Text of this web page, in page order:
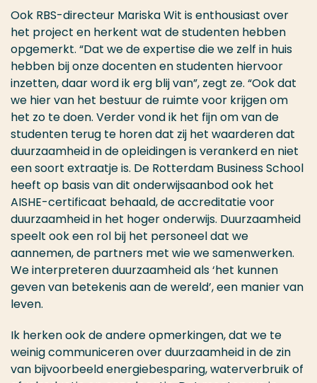
Ook RBS-directeur Mariska Wit is enthousiast over
het project en herkent wat de studenten hebben
opgemerkt. “Dat we de expertise die we zelf in huis
hebben bij onze docenten en studenten hiervoor
inzetten, daar word ik erg blij van”, zegt ze. “Ook dat
we hier van het bestuur de ruimte voor krijgen om
het zo te doen. Verder vond ik het fijn om van de
studenten terug te horen dat zij het waarderen dat
duurzaamheid in de opleidingen is verankerd en niet
een soort extraatje is. De Rotterdam Business School
heeft op basis van dit onderwijsaanbod ook het
AISHE-certificaat behaald, de accreditatie voor
duurzaamheid in het hoger onderwijs. Duurzaamheid
speelt ook een rol bij het personeel dat we
aannemen, de partners met wie we samenwerken.
We interpreteren duurzaamheid als ‘het kunnen
geven van betekenis aan de wereld’, een manier van
leven.
Ik herken ook de andere opmerkingen, dat we te
weinig communiceren over duurzaamheid in de zin
van bijvoorbeeld energiebesparing, waterverbruik of